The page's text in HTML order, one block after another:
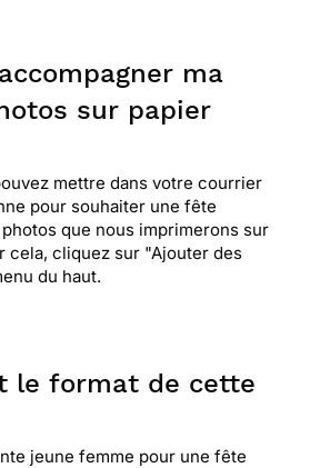
ma
sur papier
mettre dans votre courrier
pour souhaiter une fête
que nous imprimerons sur
cela, cliquez sur "Ajouter des
du haut.
le format de cette
jeune femme pour une fête